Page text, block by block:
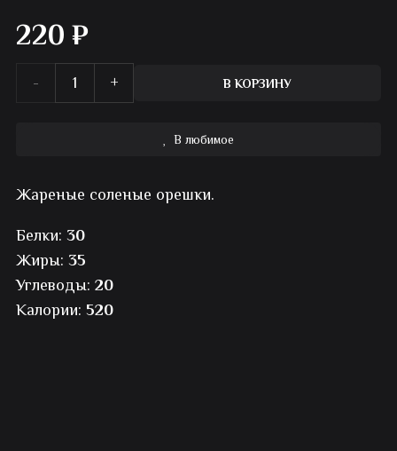
220 ₽
Количество
арахис
В КОРЗИНУ
В любимое
Жареные соленые орешки.
Белки: 30
Жиры: 35
Углеводы: 20
Калории: 520